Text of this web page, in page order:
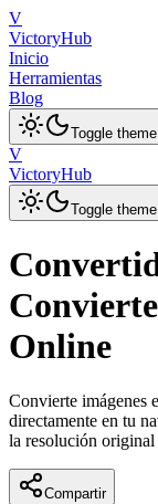
V
VictoryHub
Inicio
Herramientas
Blog
Toggle theme
V
VictoryHub
Toggle theme
Online
Convierte imágenes
directamente en tu
la resolución original
Compartir